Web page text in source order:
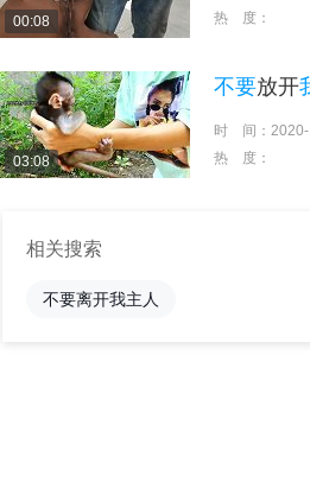
00:08
热 度：
03:08
不要放开
时 间：
热 度：
相关搜索
不要离开我主人